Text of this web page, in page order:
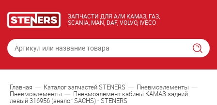
ЗАПЧАСТИ ДЛЯ А/М КАМАЗ, ГАЗ,
SCANIA, MAN, DAF, VOLVO, IVECO
Главная Каталог запчастей STENERS
Пневмоэлементы
Пневмоэлементы
Пневмоэлемент кабины КАМАЗ задний
левый 316956 (аналог SACHS) - STENERS